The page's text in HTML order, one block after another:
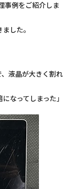
事例をご紹介しま
した。
、液晶が大きく割れ
なってしまった」